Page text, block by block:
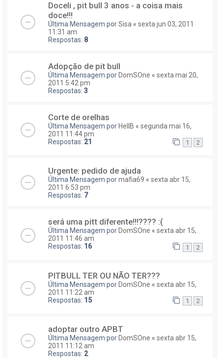
Doceli , pit bull 3 anos - a coisa mais
doce!!!
Última Mensagem porSisa « sexta jun 03, 2011
11:31 am
Respostas: 8
Adopção de pit bull
Última Mensagem por DomSOne « sexta mai 20,
2011 5:42 pm
Respostas: 3
Corte de orelhas
Última Mensagem por HellB « segunda mai 16,
2011 11:44 pm
Respostas: 21 1 2
Urgente: pedido de ajuda
Última Mensagem pormafia69 « sexta abr 15,
2011 6:53 pm
Respostas: 7
será uma pitt diferente!!!???? :(
Última Mensagem por DomSOne « sexta abr 15,
2011 11:46 am
Respostas: 16 1 2
PITBULL TER OU NÃO TER???
Última Mensagem porDomSOne « sexta abr 15,
2011 11:22 am
Respostas: 15 1 2
adoptar outro APBT
Última Mensagem por DomSOne « sexta abr 15,
2011 11:12 am
Respostas: 2